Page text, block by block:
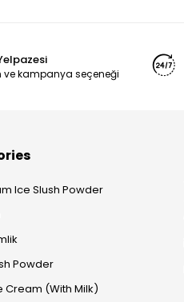
ve kampanya seçeneği
Ice Slush Powder
Powder
Cream (With Milk)